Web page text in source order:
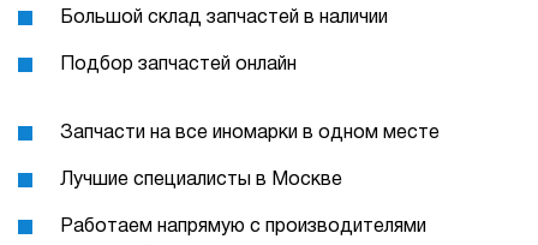
Большой склад запчастей в наличии
Подбор запчастей онлайн
Запчасти на все иномарки в одном месте
Лучшие специалисты в Москве
Работаем напрямую с производителями